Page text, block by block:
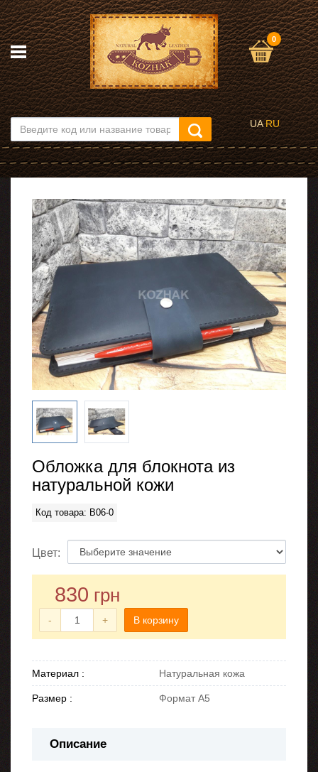
0
UA RU
Обложка для блокнота из
натуральной кожи
Код товара: B06-0
Цвет:
830 грн
- + В корзину
Материал : Натуральная кожа
Размер : Формат А5
Описание